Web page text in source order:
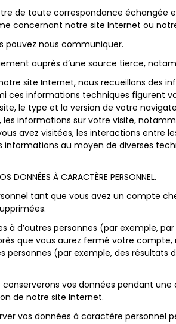
de toute correspondance
concernant notre site Internet ou
pouvez nous communiquer.
auprès d’une source tierce,
site Internet, nous recueillons des
ces informations techniques figurent
le type et la version de votre
informations sur votre visite,
avez visitées, les interactions entre
au moyen de diverses
DONNÉES À CARACTÈRE PERSONNEL.
tant que vous avez un compte
d’autres personnes (par exemple,
que vous aurez fermé votre
personnes (par exemple, des résultats
vos données pendant
de notre site Internet.
vos données à caractère personnel